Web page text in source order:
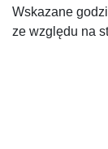
Wskazane
ze względu na